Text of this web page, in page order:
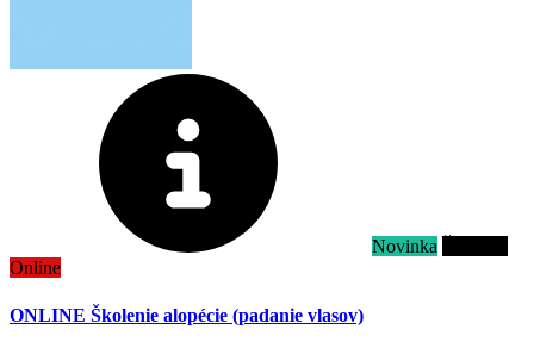
Novinka
Online
ONLINE Školenie alopécie (padanie vlasov)